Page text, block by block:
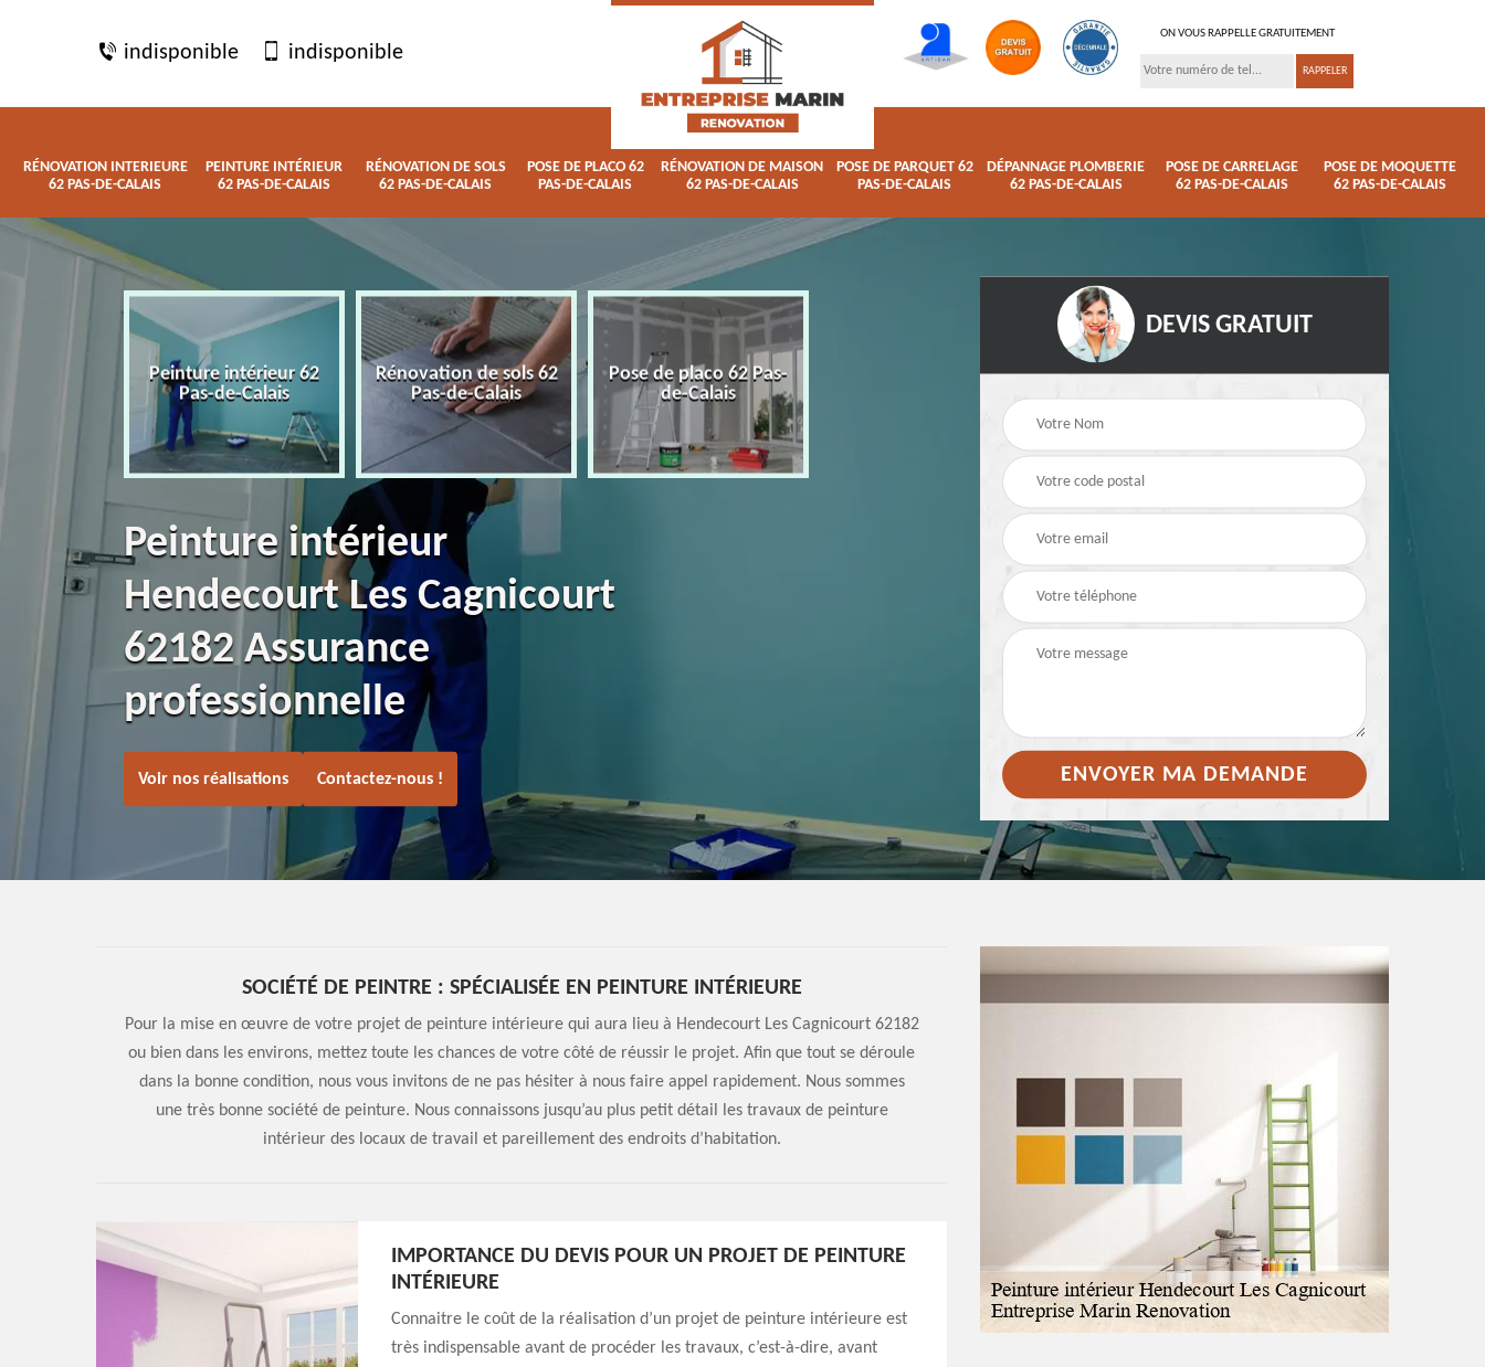
indisponible indisponible
ON VOUS RAPPELLE GRATUITEMENT
RÉNOVATION INTERIEURE
62 PAS-DE-CALAIS
PEINTURE INTÉRIEUR
62 PAS-DE-CALAIS
RÉNOVATION DE SOLS
62 PAS-DE-CALAIS
POSE DE PLACO 62
PAS-DE-CALAIS
RÉNOVATION DE MAISON
62 PAS-DE-CALAIS
POSE DE PARQUET 62
PAS-DE-CALAIS
DÉPANNAGE PLOMBERIE
62 PAS-DE-CALAIS
POSE DE CARRELAGE
62 PAS-DE-CALAIS
POSE DE MOQUETTE
62 PAS-DE-CALAIS
Peinture intérieur 62
Pas-de-Calais
Rénovation de sols 62
Pas-de-Calais
Pose de placo 62 Pas-
de-Calais
Rénovation de maison
Pose de parquet 62
Dépannage
Peinture intérieur
Hendecourt Les Cagnicourt
62182 Assurance
professionnelle
Voir nos réalisations Contactez-nous !
DEVIS GRATUIT
SOCIÉTÉ DE PEINTRE : SPÉCIALISÉE EN PEINTURE INTÉRIEURE
Pour la mise en œuvre de votre projet de peinture intérieure qui aura lieu à Hendecourt Les Cagnicourt 62182
ou bien dans les environs, mettez toute les chances de votre côté de réussir le projet. Afin que tout se déroule
dans la bonne condition, nous vous invitons de ne pas hésiter à nous faire appel rapidement. Nous sommes
une très bonne société de peinture. Nous connaissons jusqu’au plus petit détail les travaux de peinture
intérieur des locaux de travail et pareillement des endroits d’habitation.
IMPORTANCE DU DEVIS POUR UN PROJET DE PEINTURE
INTÉRIEURE
Connaitre le coût de la réalisation d’un projet de peinture intérieure est
très indispensable avant de procéder les travaux, c’est-à-dire, avant